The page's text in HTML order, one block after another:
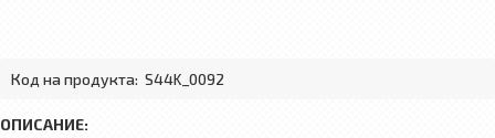
Код на продукта: S44K_0092
ОПИСАНИЕ: